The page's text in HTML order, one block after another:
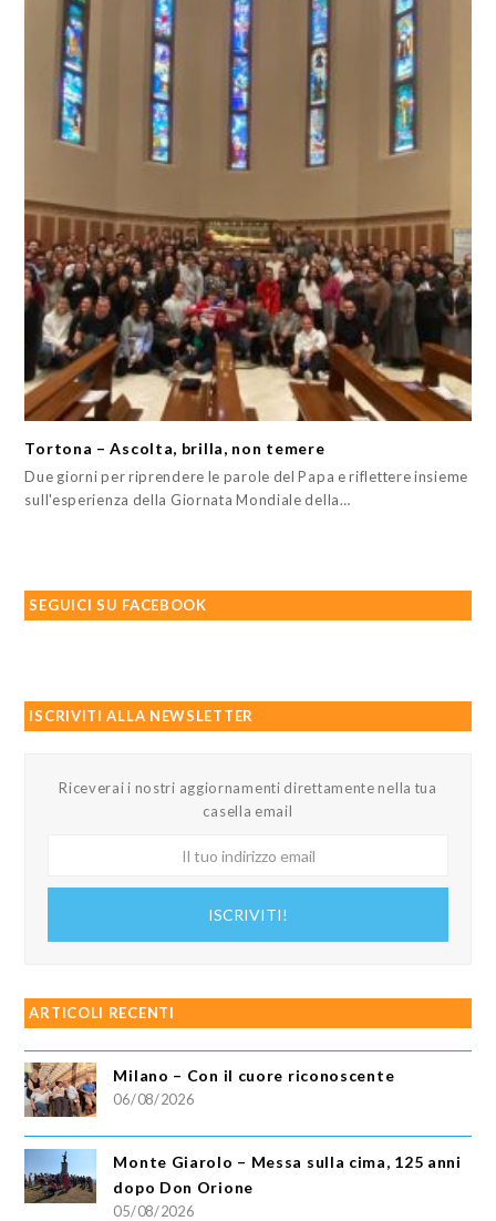
Tortona – Ascolta, brilla, non temere
Due giorni per riprendere le parole del Papa e riflettere insieme
sull'esperienza della Giornata Mondiale della…
SEGUICI SU FACEBOOK
ISCRIVITI ALLA NEWSLETTER
Riceverai i nostri aggiornamenti direttamente nella tua
casella email
ISCRIVITI!
ARTICOLI RECENTI
Milano – Con il cuore riconoscente
06/08/2026
Monte Giarolo – Messa sulla cima, 125 anni
dopo Don Orione
05/08/2026